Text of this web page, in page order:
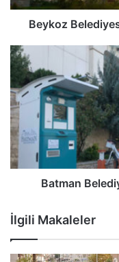
Beykoz
Batman
İlgili Makaleler